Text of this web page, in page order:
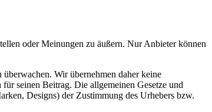
oder Meinungen zu äußern. Nur Anbieter können
Wir übernehmen daher keine
seinen Beitrag. Die allgemeinen Gesetze und
Designs) der Zustimmung des Urhebers bzw.